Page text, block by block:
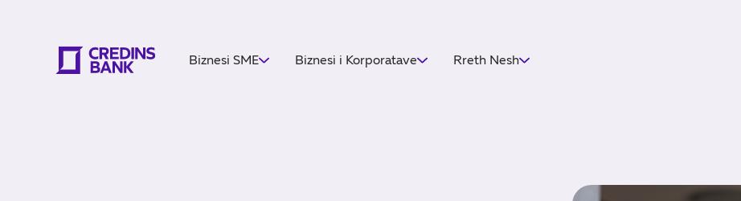
Biznesi SME Biznesi i Korporatave Rreth Nesh